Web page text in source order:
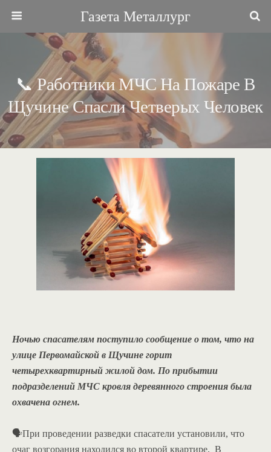
Газета Металлург
📞 Работники МЧС На Пожаре В
Щучине Спасли Четверых Человек
Ночью спасателям поступило сообщение о том, что на
улице Первомайской в Щучине горит
четырехквартирный жилой дом. По прибытии
подразделений МЧС кровля деревянного строения была
охвачена огнем.
🗣При проведении разведки спасатели установили, что
очаг возгорания находился во второй квартире. В